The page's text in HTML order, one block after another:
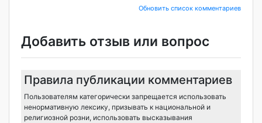
Обновить список комментариев
Добавить отзыв или вопрос
Правила публикации комментариев
Пользователям категорически запрещается использовать
ненормативную лексику, призывать к национальной и
религиозной розни, использовать высказывания